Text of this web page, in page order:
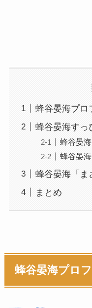
蜂谷晏海プロ
蜂谷晏海すっ
蜂谷晏
蜂谷晏
蜂谷晏海「ま
まとめ
蜂谷晏海プロ